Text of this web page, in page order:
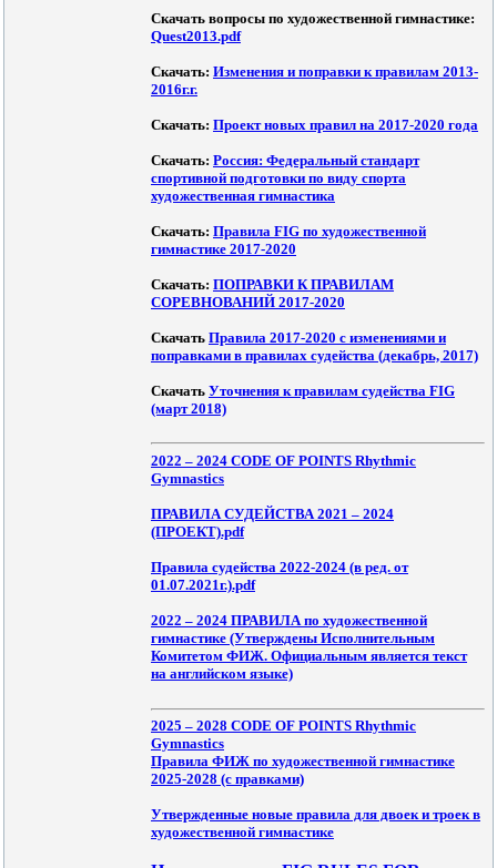
Скачать вопросы по художественной гимнастике:
Quest2013.pdf
Скачать: Изменения и поправки к правилам 2013-
2016г.г.
Скачать: Проект новых правил на 2017-2020 года
Скачать: Россия: Федеральный стандарт
спортивной подготовки по виду спорта
художественная гимнастика
Скачать: Правила FIG по художественной
гимнастике 2017-2020
Скачать: ПОПРАВКИ К ПРАВИЛАМ
СОРЕВНОВАНИЙ 2017-2020
Скачать Правила 2017-2020 с изменениями и
поправками в правилах судейства (декабрь, 2017)
Скачать Уточнения к правилам судейства FIG
(март 2018)
2022 – 2024 CODE OF POINTS Rhythmic
Gymnastics
ПРАВИЛА СУДЕЙСТВА 2021 – 2024
(ПРОЕКТ).pdf
Правила судейства 2022-2024 (в ред. от
01.07.2021г.).pdf
2022 – 2024 ПРАВИЛА по художественной
гимнастике (Утверждены Исполнительным
Комитетом ФИЖ. Официальным является текст
на английском языке)
2025 – 2028 CODE OF POINTS Rhythmic
Gymnastics
Правила ФИЖ по художественной гимнастике
2025-2028 (с правками)
Утвержденные новые правила для двоек и троек в
художественной гимнастике